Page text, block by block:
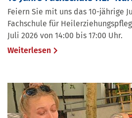
Feiern Sie mit uns das 10-jährige
Fachschule für
Juli 2026 von 14:00 bis 17:00 Uhr.
Weiterlesen